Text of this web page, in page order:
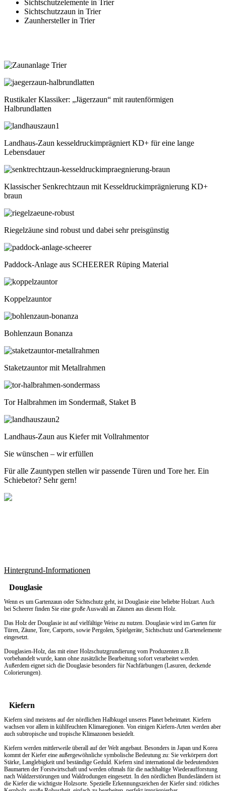
Sichtschutzelemente in Trier
Sichtschutzzaun in Trier
Zaunhersteller in Trier
Rustikaler Klassiker: „Jägerzaun“ mit rautenförmigen
Halbrundlatten
Landhaus-Zaun kesseldruckimprägniert KD+ für eine lange
Lebensdauer
Klassischer Senkrechtzaun mit Kesseldruckimprägnierung KD+
braun
Riegelzäune sind robust und dabei sehr preisgünstig
Paddock-Anlage aus SCHEERER Rüping Material
Koppelzauntor
Bohlenzaun Bonanza
Staketzauntor mit Metallrahmen
Tor Halbrahmen im Sondermaß, Staket B
Landhaus-Zaun aus Kiefer mit Vollrahmentor
Sie wünschen – wir erfüllen
Für alle Zauntypen stellen wir passende Türen und Tore her. Ein
Schiebetor? Sehr gern!
Hintergrund-Informationen
Douglasie
Wenn es um Gartenzaun oder Sichtschutz geht, ist Douglasie eine beliebte Holzart. Auch
bei Scheerer finden Sie eine große Auswahl an Zäunen aus diesem Holz.
Das Holz der Douglasie ist auf vielfältige Weise zu nutzen. Douglasie wird im Garten für
Türen, Zäune, Tore, Carports, sowie Pergolen, Spielgeräte, Sichtschutz und Gartenelemente
eingesetzt.
Douglasien-Holz, das mit einer Holzschutzgrundierung vom Produzenten z.B.
vorbehandelt wurde, kann ohne zusätzliche Bearbeitung sofort verarbeitet werden.
Außerdem eignet sich die Douglasie besonders für Nachfärbungen (Lasuren, deckende
Colorierungen).
Kiefern
Kiefern sind meistens auf der nördlichen Halbkugel unseres Planet beheimatet. Kiefern
wachsen vor allem in kühlfeuchten Klimaregionen. Von einigen Kiefern-Arten werden aber
auch subtropische und tropische Klimazonen besiedelt.
Kiefern werden mittlerweile überall auf der Welt angebaut. Besonders in Japan und Korea
kommt der Kiefer eine außergewöhnliche symbolische Bedeutung zu: Sie verkörpern dort
Stärke, Langlebigkeit und beständige Geduld. Kiefern sind international die bedeutendsten
Baumarten der Forstwirtschaft und werden oftmals für die nachhaltige Wiederaufforstung
nach Waldzerstörungen und Waldrodungen eingesetzt. In den nördlichen Bundesländern ist
die Kiefer die wichtigste Holzsorte. Spezielle Erkennungszeichen der Kiefer sind: rötliches